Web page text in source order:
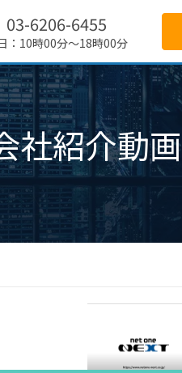
03-6206-6455
：10時00分～18時00分
社紹介動画